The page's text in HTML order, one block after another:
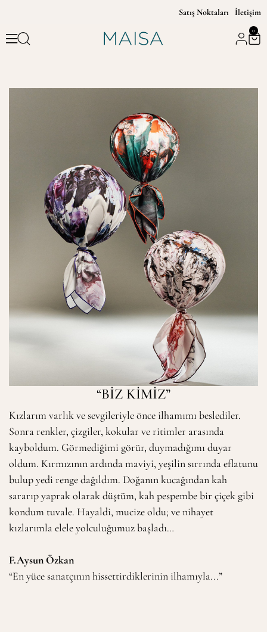
Satış Noktaları İletişim
0
“BİZ KİMİZ”
Kızlarım varlık ve sevgileriyle önce ilhamımı beslediler.
Sonra renkler, çizgiler, kokular ve ritimler arasında
kayboldum. Görmediğimi görür, duymadığımı duyar
oldum. Kırmızının ardında maviyi, yeşilin sırrında eflatunu
bulup yedi renge dağıldım. Doğanın kucağından kah
sararıp yaprak olarak düştüm, kah pespembe bir çiçek gibi
kondum tuvale. Hayaldi, mucize oldu; ve nihayet
kızlarımla elele yolculuğumuz başladı…
F.Aysun Özkan
“En yüce sanatçının hissettirdiklerinin ilhamıyla...”